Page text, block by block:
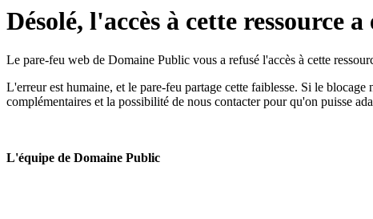
Désolé, l'accès à cette ressource
Le pare-feu web de Domaine Public vous a refusé l'accès à cette
L'erreur est humaine, et le pare-feu partage cette faiblesse. Si le
complémentaires et la possibilité de nous contacter pour qu'on puisse
L'équipe de Domaine Public